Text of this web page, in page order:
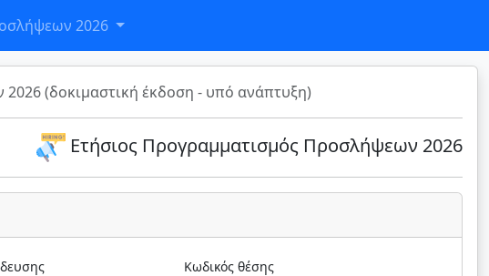
2026
(δοκιμαστική έκδοση - υπό ανάπτυξη)
Ετήσιος Προγραμματισμός Προσλήψεων 2026
Κωδικός θέσης